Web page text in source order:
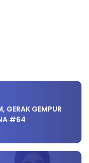
GERAK GEMPUR
#64